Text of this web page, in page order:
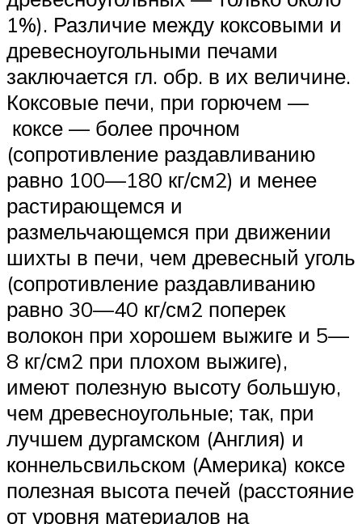
1%). Различие между коксовыми и
древесноугольными печами
заключается гл. обр. в их величине.
Коксовые печи, при горючем —
коксе — более прочном
(сопротивление раздавливанию
равно 100—180 кг/см2) и менее
растирающемся и
размельчающемся при движении
шихты в печи, чем древесный уголь
(сопротивление раздавливанию
равно 30—40 кг/см2 поперек
волокон при хорошем выжиге и 5—
8 кг/см2 при плохом выжиге),
имеют полезную высоту большую,
чем древесноугольные; так, при
лучшем дургамском (Англия) и
коннельсвильском (Америка) коксе
полезная высота печей (расстояние
от уровня материалов на